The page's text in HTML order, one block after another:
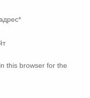
*
this browser for the